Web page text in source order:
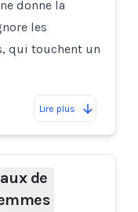
donne la
les
qui touchent un
Lire plus
de